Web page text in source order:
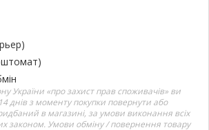
України «про захист прав споживачів» ви
днів з моменту покупки повернути або
в магазині, за умови виконання всіх
законом. Умови обміну / повернення товару